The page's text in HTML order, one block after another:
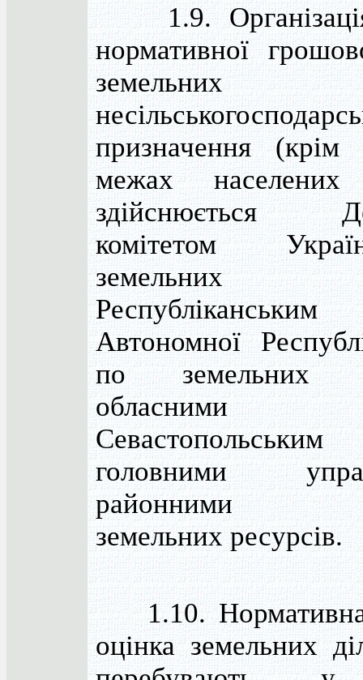
1.9.
нормативної
земельних
призначення
межах населених
здійснюється
комітетом
земельних
Республіканським
Автономної
по земельних
головними
районними
земельних ресурсів.
1.10.
оцінка земельних